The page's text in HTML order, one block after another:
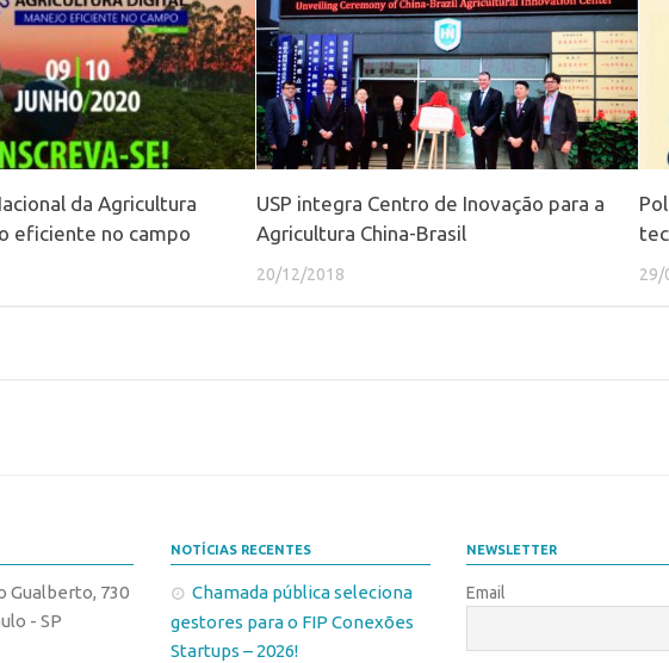
da Agricultura
eficiente no campo
USP integra Centro de Inovação para a
Agricultura China-Brasil
20/12/2018 29/
Gualberto, 730
- SP
NOTÍCIAS RECENTES
Chamada pública seleciona
gestores para o FIP Conexões
Startups – 2026!
NEWSLETTER
Email